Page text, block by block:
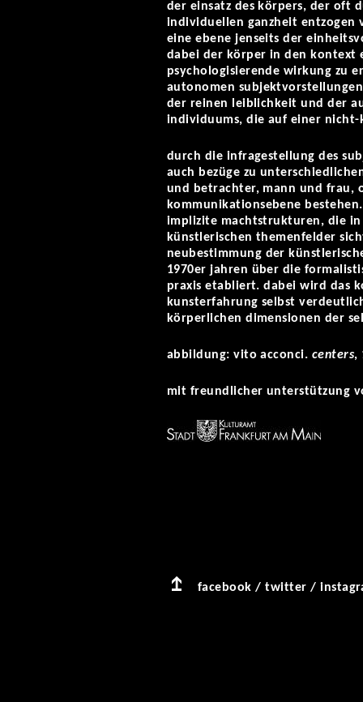
der einsatz des körpers, der oft
individuellen ganzheit
eine ebene jenseits der
dabei der körper in den kontext
psychologisierende wirkung zu
autonomen
der reinen leiblichkeit und der
individuums, die auf einer
durch die infragestellung des
auch bezüge zu
und betrachter, mann und frau,
kommunikationsebene
implizite machtstrukturen, die in
künstlerischen themenfelder
neubestimmung der
1970er jahren über die
praxis etabliert. dabei wird das
kunsterfahrung selbst
körperlichen dimensionen der
abbildung: vito acconci. centers,
mit freundlicher unterstützung
facebook /twitter /